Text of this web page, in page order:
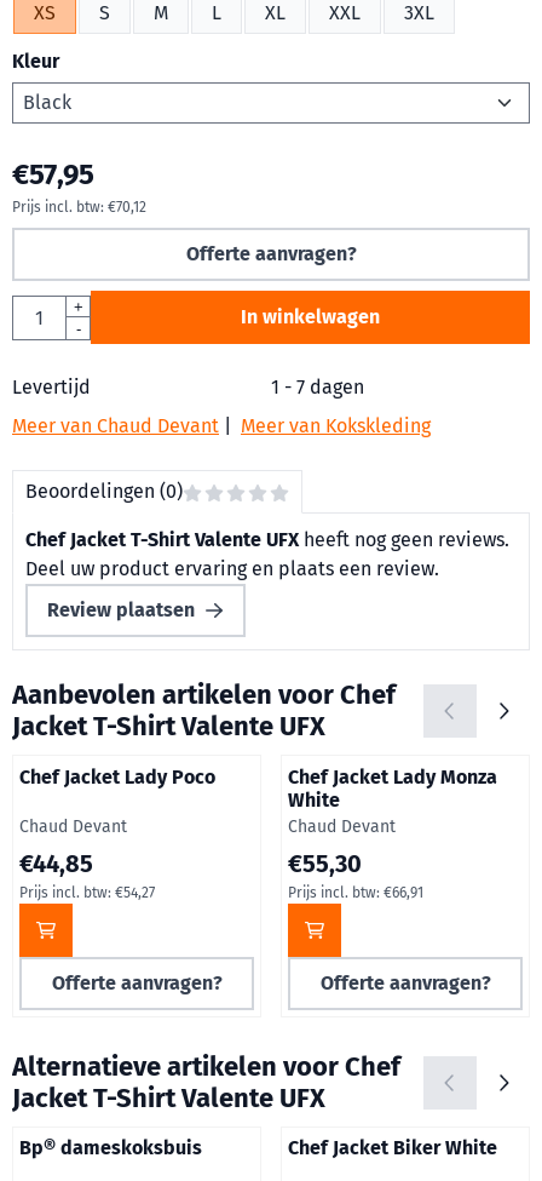
XS S M L XL XXL 3XL
Kleur
€57,95
Prijs incl. btw: €70,12
Offerte aanvragen?
Aantal
+
-
In winkelwagen
Levertijd
1 - 7 dagen
Meer van Chaud Devant
Meer van Kokskleding
Beoordelingen (0)
Chef Jacket T-Shirt Valente UFX heeft nog geen reviews.
Deel uw product ervaring en plaats een review.
Review plaatsen
Aanbevolen artikelen voorChef
Jacket T-Shirt Valente UFX
Chef Jacket Lady Poco
Merk:
Chaud Devant
Prijs op aanvraag, inclusief btw: 54,27
€44,85
Prijs incl. btw: €54,27
Offerte aanvragen?
Chef Jacket Lady Monza
White
Merk:
Chaud Devant
Prijs op aanvraag, inclusief
€55,30
Prijs incl. btw: €66,91
Offerte aanvragen?
Alternatieve artikelen voorChef
Jacket T-Shirt Valente UFX
Bp® dameskoksbuis Chef Jacket Biker White